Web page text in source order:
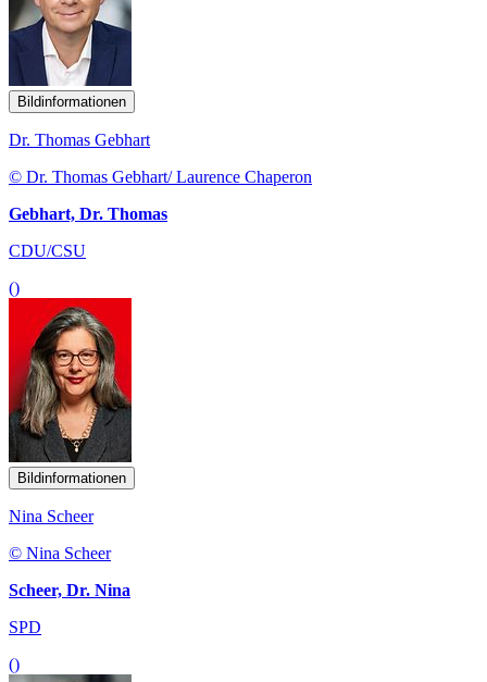
Bildinformationen
Dr. Thomas Gebhart
© Dr. Thomas Gebhart/ Laurence Chaperon
Gebhart, Dr. Thomas
CDU/CSU
()
Bildinformationen
Nina Scheer
© Nina Scheer
Scheer, Dr. Nina
SPD
()